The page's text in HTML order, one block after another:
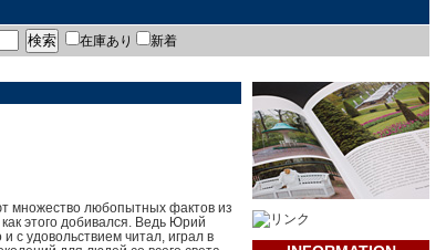
在庫あり 新着
множество любопытных фактов из
этого добивался. Ведь Юрий
с удовольствием читал, играл в